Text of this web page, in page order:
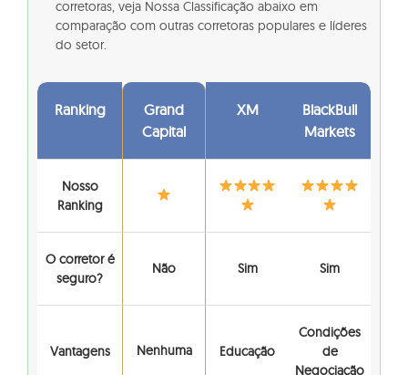
corretoras, veja Nossa Classificação abaixo em
comparação com outras corretoras populares e líderes
do setor.
Ranking
Grand
Capital
XM
BlackBull
Markets
Nosso
Ranking
O corretor é
seguro?
Não Sim Sim
Vantagens Nenhuma Educação
Condições
de
Negociação